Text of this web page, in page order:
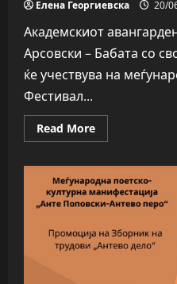
Елена Георгиевска 20/
Академскиот
Арсовски – Бабата со
ќе учествува на
Фестивал...
Read MoreRead
more
Бабата
со
изложба
Црна
Гора